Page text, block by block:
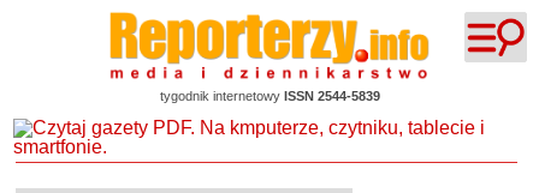
tygodnik internetowy ISSN 2544-5839